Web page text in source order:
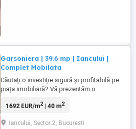
Garsoniera | 39.6 mp | Iancului |
Complet Mobilata
Căutați o investiție sigură și profitabilă pe
piața imobiliară? Vă prezentăm o
primitor, ci și o oportunitate financiară de
această proprietate vine cu un chiriaș
1692 EUR/m2| 40 m2
Iancului, Sector 2, Bucuresti